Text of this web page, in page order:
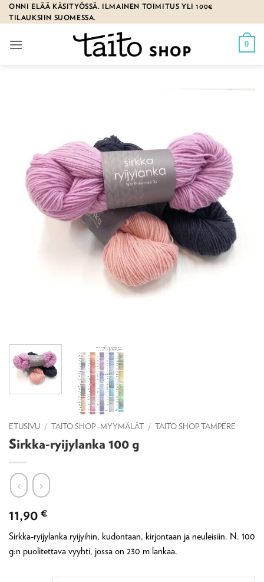
Skip
to
ONNI ELÄÄ KÄSITYÖSSÄ. ILMAINEN TOIMITUS YLI 100€
TILAUKSIIN SUOMESSA.
0
ETUSIVU / TAITO SHOP -MYYMÄLÄT / TAITO SHOP TAMPERE
Sirkka-ryijylanka 100 g
11,90 €
Sirkka-ryijylanka ryijyihin, kudontaan, kirjontaan ja neuleisiin. N. 100
g:n puolitettava vyyhti, jossa on 230 m lankaa.